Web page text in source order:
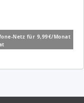
Netz für 9,99€/Monat